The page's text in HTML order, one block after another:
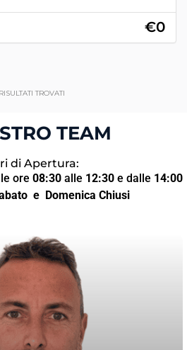
€0
RISULTATI TROVATI
TEAM
di Apertura:
ore 08:30 alle 12:30 e dalle 14:00
e Domenica Chiusi